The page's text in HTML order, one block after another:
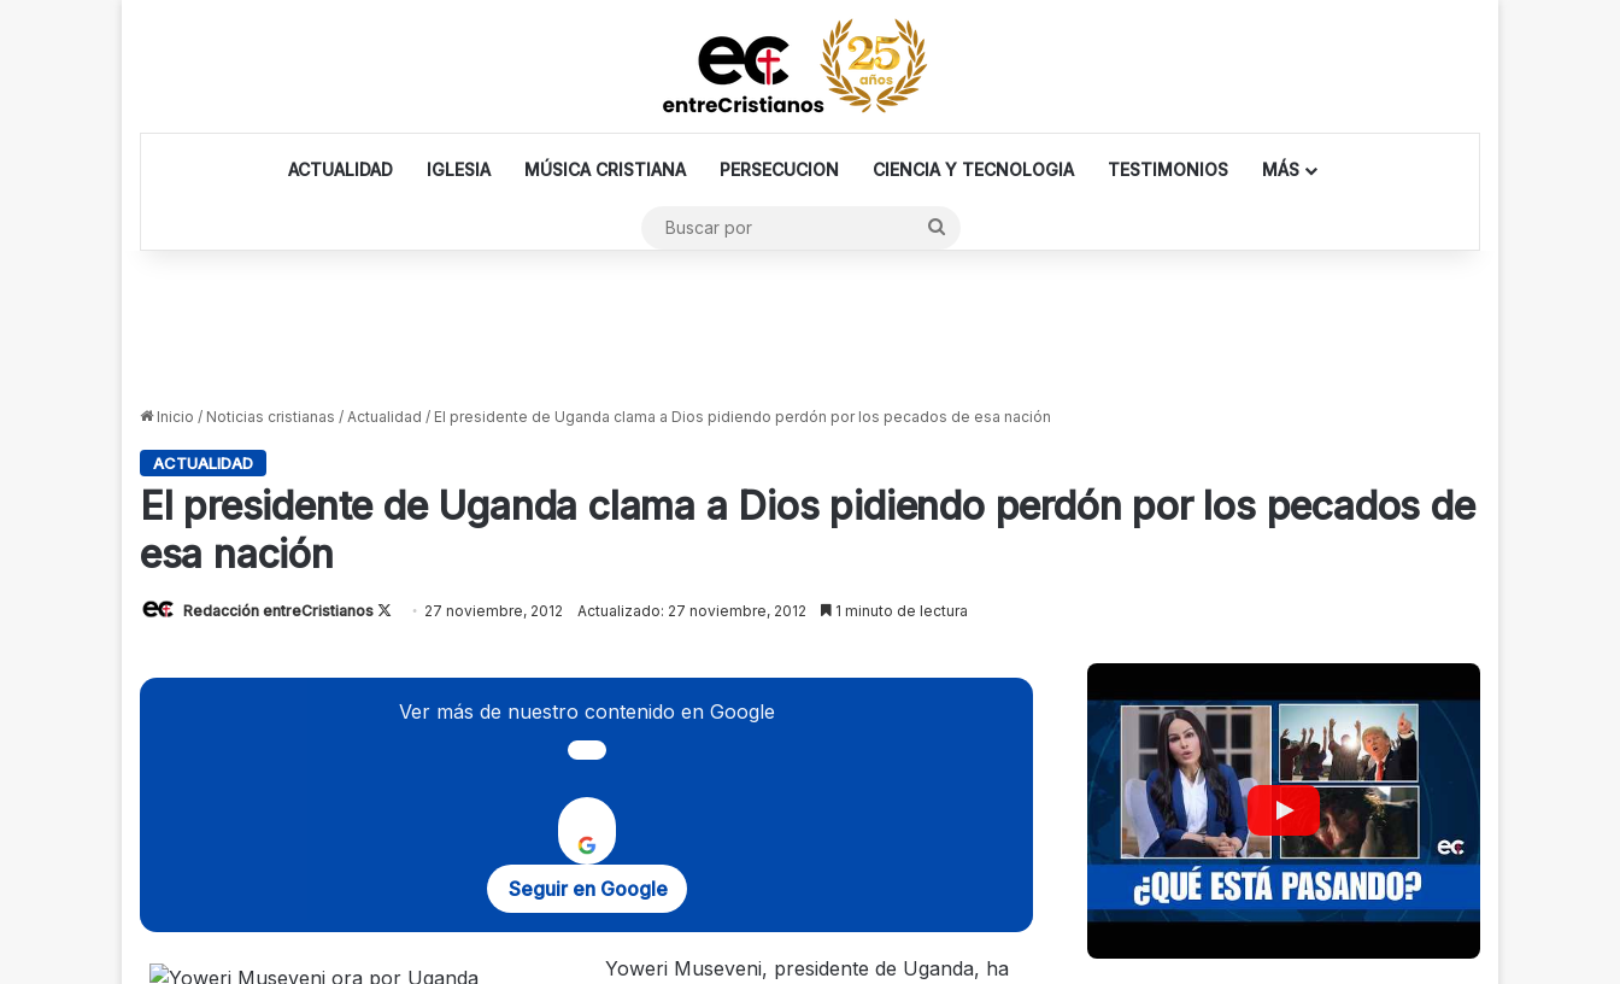
ACTUALIDAD IGLESIA MÚSICA CRISTIANA PERSECUCION CIENCIA Y TECNOLOGIA TESTIMONIOS MÁS
Inicio / Noticias cristianas / Actualidad / El presidente de Uganda clama a Dios pidiendo perdón por los pecados de esa nación
ACTUALIDAD
El presidente de Uganda clama a Dios pidiendo perdón por los pecados de
esa nación
Redacción entreCristianos
Follow27 noviembre, 2012 Actualizado: 27 noviembre, 2012 1 minuto de lectura
Ver más de nuestro contenido en Google
Seguir en Google
Yoweri Museveni, presidente de Uganda, ha